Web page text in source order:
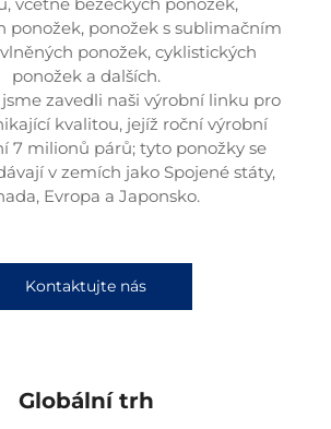
ponožek, ponožek s sublimačním
ponožek, cyklistických
ponožek a dalších.
jsme zavedli naši výrobní linku pro
kvalitou, jejíž roční výrobní
7 milionů párů; tyto ponožky se
v zemích jako Spojené státy,
Evropa a Japonsko.
Kontaktujte nás
Globální trh